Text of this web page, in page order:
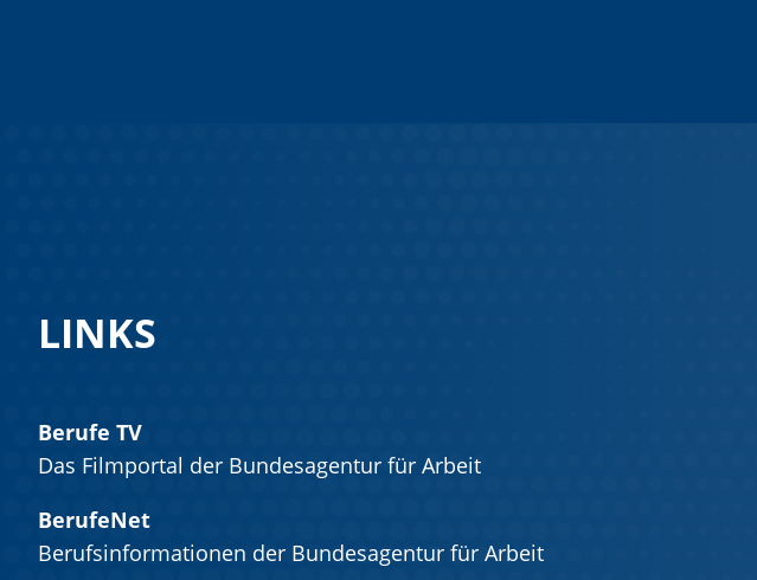
LINKS
Berufe TV
Das Filmportal der Bundesagentur für Arbeit
BerufeNet
Berufsinformationen der Bundesagentur für Arbeit